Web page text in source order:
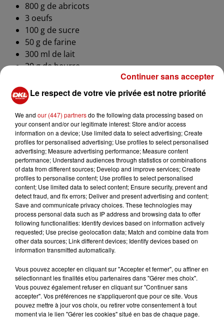
800 g de abricots
3 oeufs
100 g de sucre
50 g de farine
300 ml de lait
20 g de beurre
1 c. à café de extrait de vanille (facultatif)
PRÉPARATION :
Couper
les
abricots
en deux
et les
dénoyauter.
Battre les oeufs avec le sucre jusqu'à ce que le mélange
blanchisse puis ajouter la farine.
Verser le lait progressivement et mélanger pour que la
pâte soit bien lisse. Aromatiser avec la vanille
Beurrer un moule puis disposer les abricots et verser
l'appareil à clafoutis. Enfourner à 180°C pendant 35
minutes.
LES AUTRES ACTUALITÉS
Le respect de votre vie privée est notre priorité
We and our (447) partnersdo the following data processing based on
your consent and/or our legitimate interest: Store and/or access
information on a device; Use limited data to select advertising; Create
profiles for personalised advertising; Use profiles to select personalised
advertising; Measure advertising performance; Measure content
performance; Understand audiences through statistics or combinations
of data from different sources; Develop and improve services; Create
profiles to personalise content; Use profiles to select personalised
content; Use limited data to select content; Ensure security, prevent and
detect fraud, and fix errors; Deliver and present advertising and content;
Save and communicate privacy choices. These technologies may
process personal data such as IP address and browsing data to offer
following functionalities: Identify devices based on information actively
requested; Use precise geolocation data; Match and combine data from
other data sources; Link different devices; Identify devices based on
information transmitted automatically.
Vous pouvez accepter en cliquant sur "Accepter et fermer", ou affiner en
sélectionnant les finalités et/ou partenaires dans "Gérer mes choix".
Vous pouvez également refuser en cliquant sur "Continuer sans
accepter". Vos préférences ne s'appliqueront que pour ce site. Vous
pouvez mettre à jour vos choix, ou retirer votre consentement à tout
moment via le lien "Gérer les cookies" situé en bas de chaque page.
Continuer sans accepter